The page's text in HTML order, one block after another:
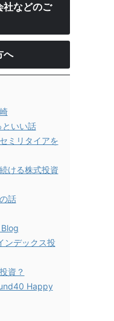
社などのご
へ
いい話
ミリタイアを
ける株式投資
話
ンデックス投
資？
Happy